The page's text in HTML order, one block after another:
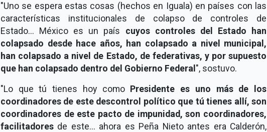
"Uno se espera estas cosas (hechos en Iguala) en países con las
características institucionales de colapso de controles de
Estado... México es un país cuyos controles del Estado han
colapsado desde hace años, han colapsado a nivel municipal,
han colapsado a nivel de Estado, de federativas, y por supuesto
que han colapsado dentro del Gobierno Federal ", sostuvo.
"Lo que tú tienes hoy comoPresidente es uno más de los
coordinadores de este descontrol político que tú tienes allí, son
coordinadores de este pacto de impunidad, son coordinadores,
facilitadores de este... ahora es Peña Nieto antes era Calderón,